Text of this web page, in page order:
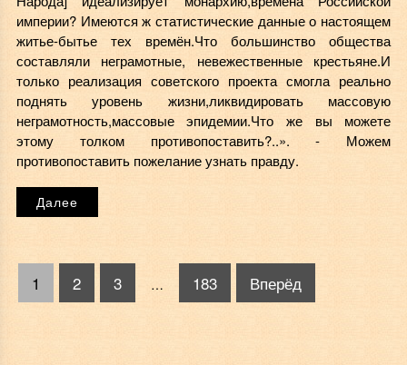
империи? Имеются ж статистические данные о настоящем
житье-бытье тех времён.Что большинство общества
составляли неграмотные, невежественные крестьяне.И
только реализация советского проекта смогла реально
поднять уровень жизни,ликвидировать массовую
неграмотность,массовые эпидемии.Что же вы можете
этому толком противопоставить?..». - Можем
противопоставить пожелание узнать правду.
Далее
1 2 3 … 183 Вперёд